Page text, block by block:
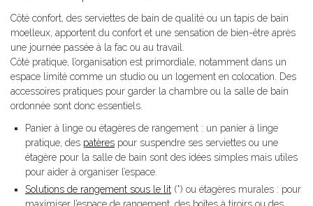
Côté confort, des serviettes de bain de qualité ou un tapis de bain
moelleux, apportent du confort et une sensation de bien-être après
une journée passée à la fac ou au travail.
Côté pratique, l’organisation est primordiale, notamment dans un
espace limité comme un studio ou un logement en colocation. Des
accessoires pratiques pour garder la chambre ou la salle de bain
ordonnée sont donc essentiels.
Panier à linge ou étagères de rangement : un panier à linge
pratique, des patères pour suspendre ses serviettes ou une
étagère pour la salle de bain sont des idées simples mais utiles
pour aider à organiser l’espace.
Solutions de rangement sous le lit (*) ou étagères murales : pour